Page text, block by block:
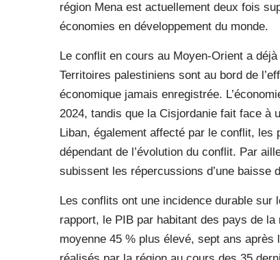
région Mena est actuellement deux fois
économies en développement du monde.
Le conflit en cours au Moyen-Orient a
Territoires palestiniens sont au bord de
économique jamais enregistrée.
2024, tandis que la Cisjordanie fait face à
Liban, également affecté par le conflit,
dépendant de l’évolution du conflit. Par
subissent les répercussions d’une
Les conflits ont une incidence durable
rapport, le PIB par habitant des pays de
moyenne 45 % plus élevé, sept ans